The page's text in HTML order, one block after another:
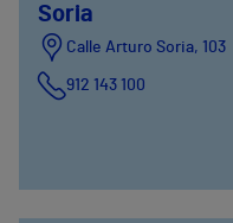
Soria
Calle Arturo Soria, 103
912 143 100